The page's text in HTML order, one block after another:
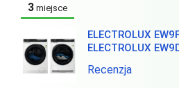
3 miejsce
ELECTROLUX
ELECTROLUX
Recenzja